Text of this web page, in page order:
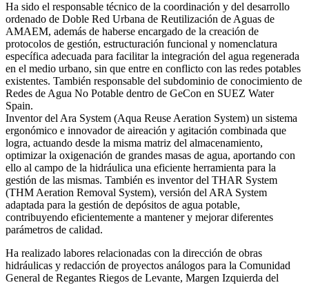
Ha sido el responsable técnico de la coordinación y del desarrollo
ordenado de Doble Red Urbana de Reutilización de Aguas de
AMAEM, además de haberse encargado de la creación de
protocolos de gestión, estructuración funcional y nomenclatura
específica adecuada para facilitar la integración del agua regenerada
en el medio urbano, sin que entre en conflicto con las redes potables
existentes. También responsable del subdominio de conocimiento de
Redes de Agua No Potable dentro de GeCon en SUEZ Water
Spain.
Inventor del Ara System (Aqua Reuse Aeration System) un sistema
ergonómico e innovador de aireación y agitación combinada que
logra, actuando desde la misma matriz del almacenamiento,
optimizar la oxigenación de grandes masas de agua, aportando con
ello al campo de la hidráulica una eficiente herramienta para la
gestión de las mismas. También es inventor del THAR System
(THM Aeration Removal System), versión del ARA System
adaptada para la gestión de depósitos de agua potable,
contribuyendo eficientemente a mantener y mejorar diferentes
parámetros de calidad.
Ha realizado labores relacionadas con la dirección de obras
hidráulicas y redacción de proyectos análogos para la Comunidad
General de Regantes Riegos de Levante, Margen Izquierda del